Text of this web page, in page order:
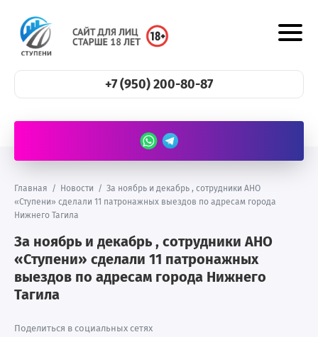
+7 (950) 200-80-87
Главная / Новости / За ноябрь и декабрь , сотрудники АНО
«Ступени» сделали 11 патронажных выездов по адресам города
Нижнего Тагила
За ноябрь и декабрь , сотрудники АНО
«Ступени» сделали 11 патронажных
выездов по адресам города Нижнего
Тагила
Поделиться в социальных сетях